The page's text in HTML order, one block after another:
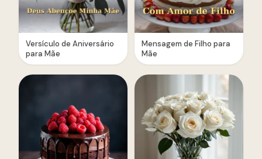
Versículo de Aniversário
para Mãe
Mensagem de Filho para
Mãe